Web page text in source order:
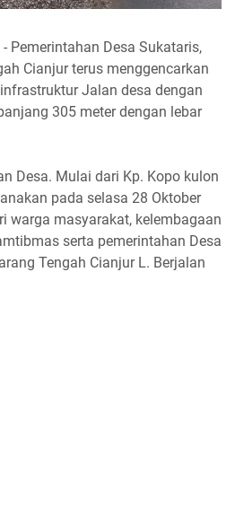
Pemerintahan Desa Sukataris,
Cianjur terus menggencarkan
Jalan desa dengan
305 meter dengan lebar
Desa. Mulai dari Kp. Kopo kulon
pada selasa 28 Oktober
warga masyarakat, kelembagaan
serta pemerintahan Desa
Tengah Cianjur L. Berjalan